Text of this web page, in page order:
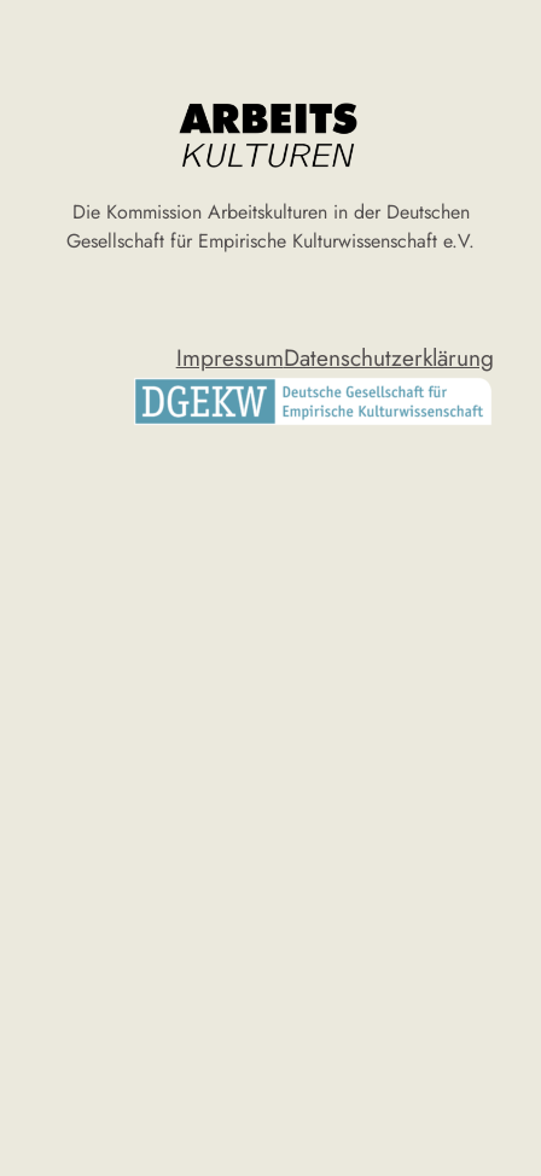
Die Kommission Arbeitskulturen in der Deutschen
Gesellschaft für Empirische Kulturwissenschaft e.V.
ImpressumDatenschutzerklärung